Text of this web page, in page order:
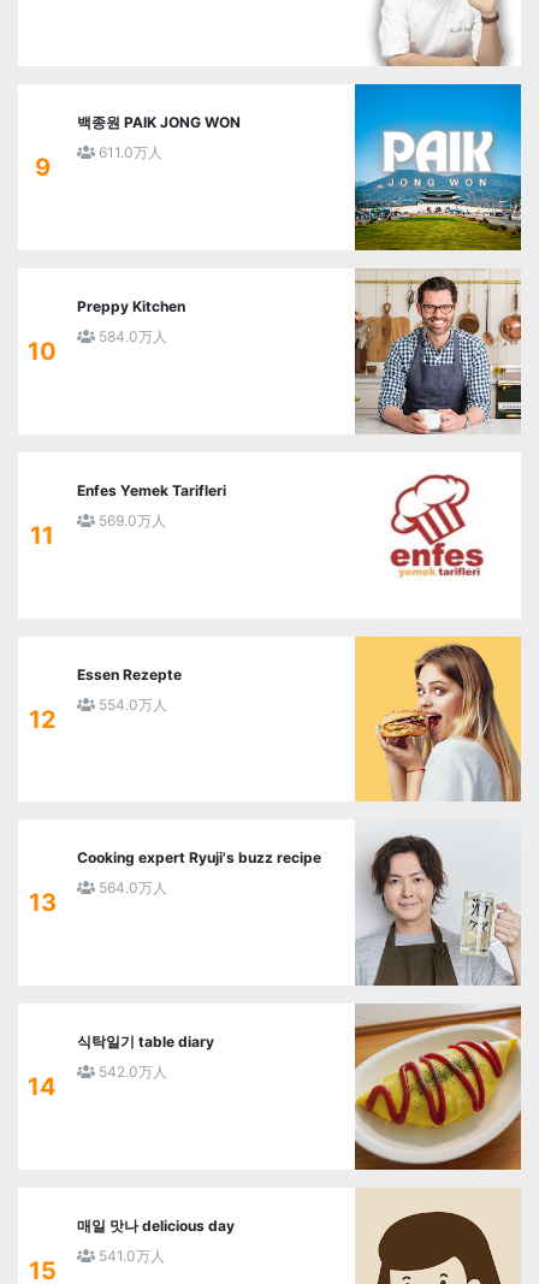
9
백종원 PAIK JONG WON
611.0万人
10
Preppy Kitchen
584.0万人
11
Enfes Yemek Tarifleri
569.0万人
12
Essen Rezepte
554.0万人
13
Cooking expert Ryuji's buzz recipe
564.0万人
14
식탁일기 table diary
542.0万人
15
매일 맛나 delicious day
541.0万人